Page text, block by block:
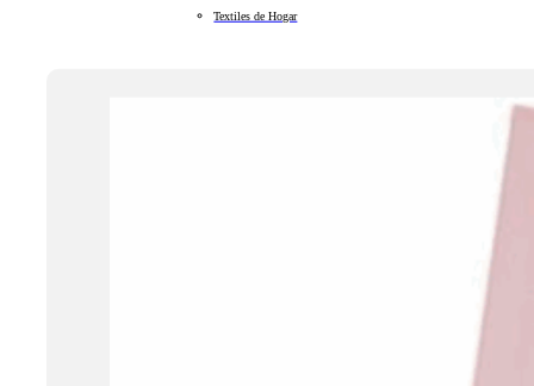
Textiles de Hogar